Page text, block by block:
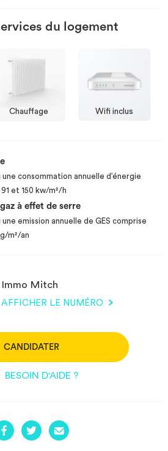
du logement
Chauffage Wifi inclus
consommation annuelle d’énergie
et 150 kw/m²/h
à effet de serre
emission annuelle de GES comprise
m²/an
Immo Mitch
AFFICHER LE NUMÉRO
CANDIDATER
BESOIN D'AIDE ?